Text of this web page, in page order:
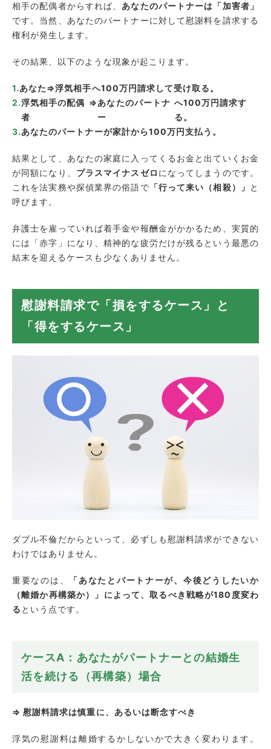
相手の配偶者からすれば、 あなたのパートナーは「加害者」
です。当然、あなたのパートナーに対して慰謝料を請求する
権利が発生します。
その結果、以下のような現象が起こります。
あなた⇒浮気相手へ100万円請求して受け取る。
浮気相手の配偶
者
⇒あなたのパートナ
ー
へ100万円請求す
る。
あなたのパートナーが家計から100万円支払う。
結果として、あなたの家庭に入ってくるお金と出ていくお金
が同額になり、 プラスマイナスゼロ になってしまうのです。
これを法実務や探偵業界の俗語で 「行って来い（相殺）」 と
呼びます。
弁護士を雇っていれば着手金や報酬金がかかるため、実質的
には「赤字」になり、精神的な疲労だけが残るという最悪の
結末を迎えるケースも少なくありません。
慰謝料請求で「損をするケース」と
「得をするケース」
ダブル不倫だからといって、必ずしも慰謝料請求ができない
わけではありません。
重要なのは、
「あなたとパートナーが、今後どうしたいか
（離婚か再構築か）」によって、取るべき戦略が180度変わ
る という点です。
ケースA：あなたがパートナーとの結婚生
活を続ける（再構築）場合
⇒ 慰謝料請求は慎重に、あるいは断念すべき
浮気の慰謝料は離婚するかしないかで大きく変わります。